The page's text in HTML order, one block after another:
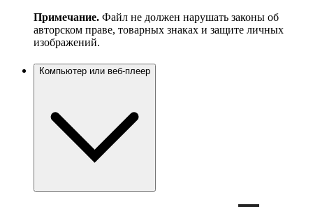
Примечание. Файл не должен нарушать законы об
авторском праве, товарных знаках и защите личных
изображений.
Компьютер или веб-плеер